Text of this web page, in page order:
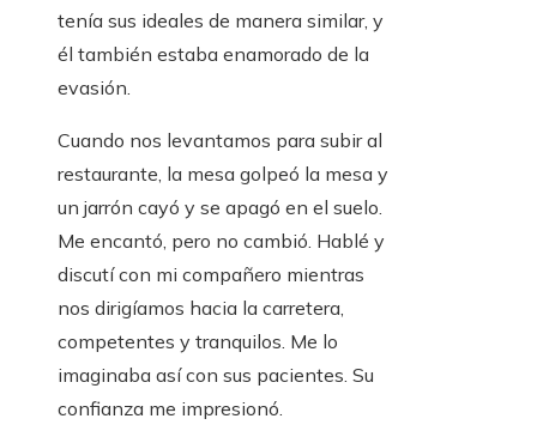
tenía sus ideales de manera similar, y
él también estaba enamorado de la
evasión.
Cuando nos levantamos para subir al
restaurante, la mesa golpeó la mesa y
un jarrón cayó y se apagó en el suelo.
Me encantó, pero no cambió. Hablé y
discutí con mi compañero mientras
nos dirigíamos hacia la carretera,
competentes y tranquilos. Me lo
imaginaba así con sus pacientes. Su
confianza me impresionó.